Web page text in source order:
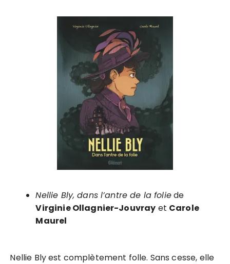
Nellie Bly, dans l’antre de la foliede
Virginie Ollagnier-Jouvray et Carole
Maurel
Nellie Bly est complètement folle. Sans cesse, elle